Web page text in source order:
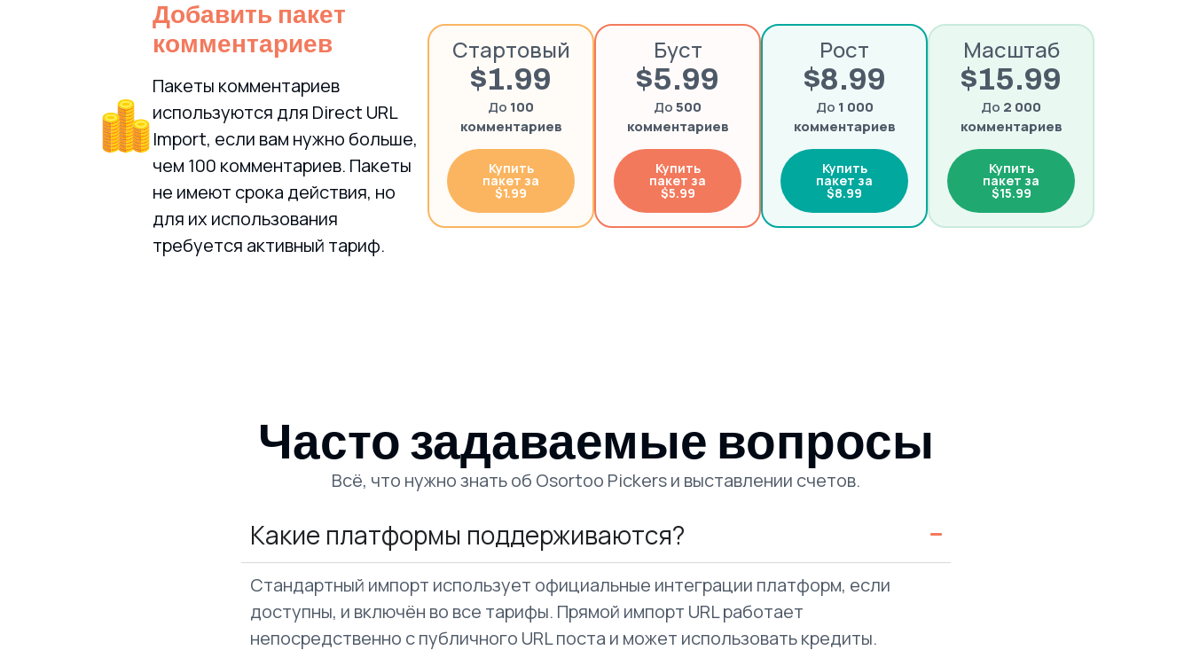
Добавить пакет
комментариев
Пакеты комментариев
используются для Direct URL
Import, если вам нужно больше,
чем 100 комментариев. Пакеты
не имеют срока действия, но
для их использования
требуется активный тариф.
Стартовый
$1.99
До 100
комментариев
Купить
пакет за
$1.99
Буст
$5.99
До500
комментариев
Купить
пакет за
$5.99
Рост
$8.99
До 1 000
комментариев
Купить
пакет за
$8.99
Масштаб
$15.99
До 2 000
комментариев
Купить
пакет за
$15.99
Часто задаваемые вопросы
Всё, что нужно знать об Osortoo Pickers и выставлении счетов.
Какие платформы поддерживаются?
Стандартный импорт использует официальные интеграции платформ, если
доступны, и включён во все тарифы. Прямой импорт URL работает
непосредственно с публичного URL поста и может использовать кредиты.